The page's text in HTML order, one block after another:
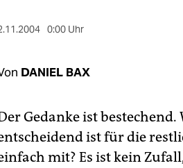
0:00 Uhr
DANIEL BAX
Gedanke ist bestechend.
ist für die
mit? Es ist kein